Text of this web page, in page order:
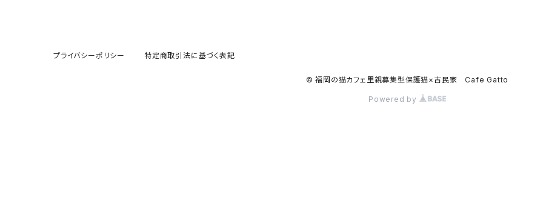
プライバシーポリシー 特定商取引法に基づく表記
© 福岡の猫カフェ里親募集型保護猫×古民家 Cafe Gatto
Powered by